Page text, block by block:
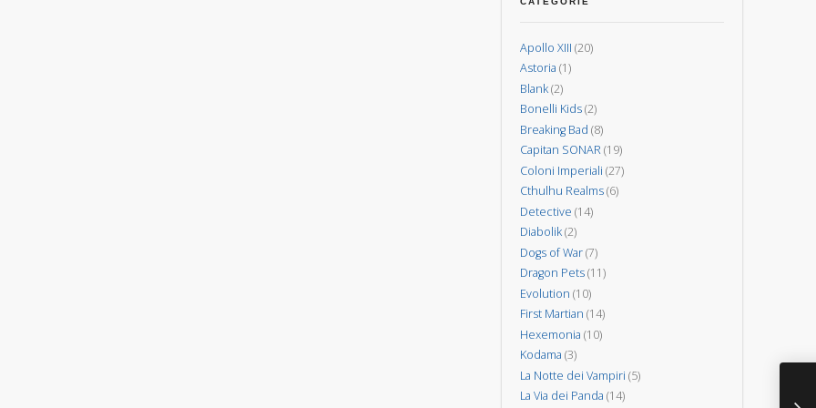
Apollo XIII (20)
Astoria (1)
Blank(2)
Bonelli Kids(2)
Breaking Bad (8)
Capitan SONAR(19)
Coloni Imperiali (27)
Cthulhu Realms(6)
Detective (14)
Diabolik(2)
Dogs of War(7)
Dragon Pets(11)
Evolution (10)
First Martian (14)
Hexemonia (10)
Kodama (3)
La Notte dei Vampiri (5)
La Via dei Panda (14)
Hexemonia